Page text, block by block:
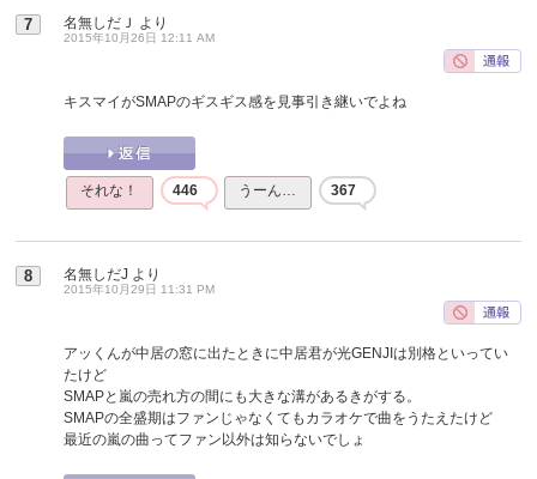
7 名無しだＪ より
2015年10月26日 12:11 AM
キスマイがSMAPのギスギス感を見事引き継いでよね
それな！ 446 うーん… 367
8 名無しだJ より
2015年10月29日 11:31 PM
アッくんが中居の窓に出たときに中居君が光GENJIは別格といってい
たけど
SMAPと嵐の売れ方の間にも大きな溝があるきがする。
SMAPの全盛期はファンじゃなくてもカラオケで曲をうたえたけど
最近の嵐の曲ってファン以外は知らないでしょ